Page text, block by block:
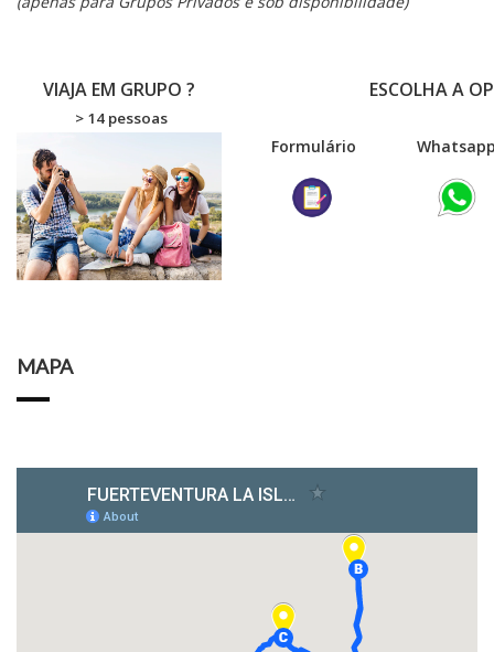
VIAJA EM GRUPO ? ESCOLHA A
> 14 pessoas
Formulário Wha
MAPA